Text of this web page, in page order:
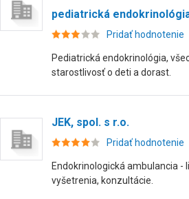
pediatrická
Pridať hodnotenie
Pediatrická endokrinológia,
starostlivosť o deti a dorast.
JEK, spol. s r.o.
Pridať hodnotenie
Endokrinologická ambulancia -
vyšetrenia, konzultácie.